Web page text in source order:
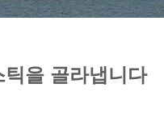
을 골라냅니다